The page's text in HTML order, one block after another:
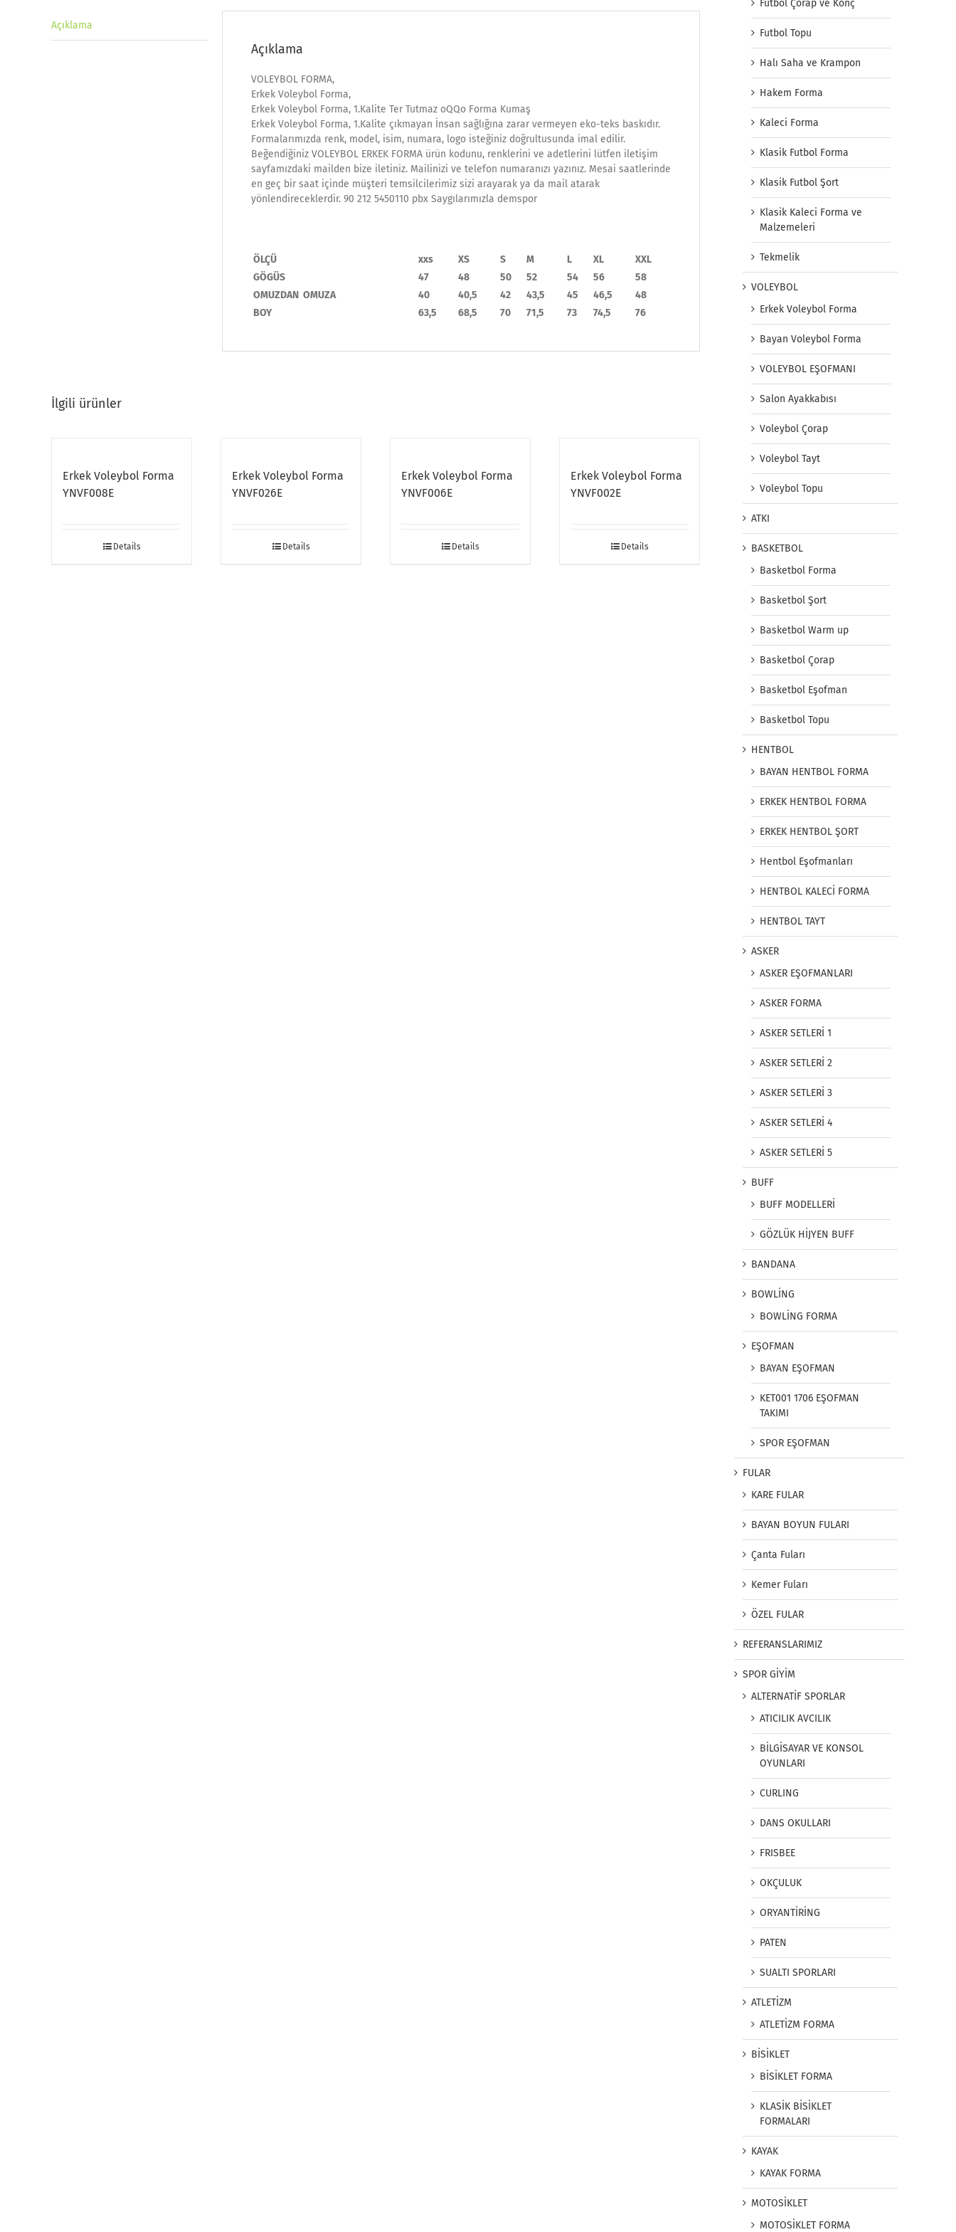
Açıklama
Açıklama
VOLEYBOL FORMA,
Erkek Voleybol Forma,
Erkek Voleybol Forma, 1.Kalite Ter Tutmaz oQQo Forma Kumaş
Erkek Voleybol Forma, 1.Kalite çıkmayan İnsan sağlığına zarar vermeyen eko-teks baskıdır.
Formalarımızda renk, model, isim, numara, logo isteğiniz doğrultusunda imal edilir.
Beğendiğiniz VOLEYBOL ERKEK FORMA ürün kodunu, renklerini ve adetlerini lütfen iletişim
sayfamızdaki mailden bize iletiniz. Mailinizi ve telefon numaranızı yazınız. Mesai saatlerinde
en geç bir saat içinde müşteri temsilcilerimiz sizi arayarak ya da mail atarak
yönlendireceklerdir. 90 212 5450110 pbx Saygılarımızla demspor
ÖLÇÜ xxs XS S M L XL
XXL
GÖGÜS
47 48 50 52 54 56
58
OMUZDAN OMUZA
40 40,5 42 43,5 45 46,5
48
BOY
63,5 68,5 70 71,5 73 74,5 76
İlgili ürünler
Erkek Voleybol Forma
YNVF008E
Details
Erkek Voleybol Forma
YNVF026E
Details
Erkek Voleybol Forma
YNVF006E
Details
Erkek Voleybol Forma
YNVF002E
Details
Futbol Çorap ve Konç
Futbol Topu
Halı Saha ve Krampon
Hakem Forma
Kaleci Forma
Klasik Futbol Forma
Klasik Futbol Şort
Klasik Kaleci Forma ve
Malzemeleri
Tekmelik
VOLEYBOL
Erkek Voleybol Forma
Bayan Voleybol Forma
VOLEYBOL EŞOFMANI
Salon Ayakkabısı
Voleybol Çorap
Voleybol Tayt
Voleybol Topu
ATKI
BASKETBOL
Basketbol Forma
Basketbol Şort
Basketbol Warm up
Basketbol Çorap
Basketbol Eşofman
Basketbol Topu
HENTBOL
BAYAN HENTBOL FORMA
ERKEK HENTBOL FORMA
ERKEK HENTBOL ŞORT
Hentbol Eşofmanları
HENTBOL KALECİ FORMA
HENTBOL TAYT
ASKER
ASKER EŞOFMANLARI
ASKER FORMA
ASKER SETLERİ 1
ASKER SETLERİ 2
ASKER SETLERİ 3
ASKER SETLERİ 4
ASKER SETLERİ 5
BUFF
BUFF MODELLERİ
GÖZLÜK HİJYEN BUFF
BANDANA
BOWLİNG
BOWLİNG FORMA
EŞOFMAN
BAYAN EŞOFMAN
KET001 1706 EŞOFMAN
TAKIMI
SPOR EŞOFMAN
FULAR
KARE FULAR
BAYAN BOYUN FULARI
Çanta Fuları
Kemer Fuları
ÖZEL FULAR
REFERANSLARIMIZ
SPOR GİYİM
ALTERNATİF SPORLAR
ATICILIK AVCILIK
BİLGİSAYAR VE KONSOL
OYUNLARI
CURLING
DANS OKULLARI
FRISBEE
OKÇULUK
ORYANTİRİNG
PATEN
SUALTI SPORLARI
ATLETİZM
ATLETİZM FORMA
BİSİKLET
BİSİKLET FORMA
KLASİK BİSİKLET
FORMALARI
KAYAK
KAYAK FORMA
MOTOSİKLET
MOTOSİKLET FORMA